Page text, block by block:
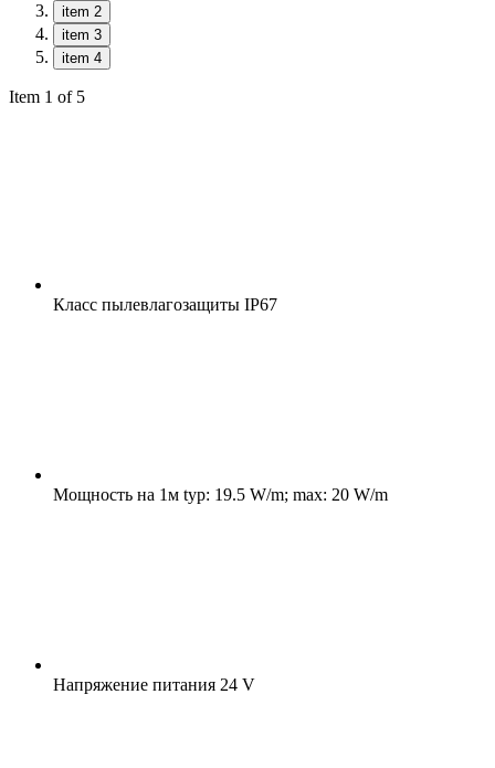
item 2
item 3
item 4
Item 1 of 5
Класс пылевлагозащиты IP67
Мощность на 1м typ: 19.5 W/m; max: 20 W/m
Напряжение питания 24 V